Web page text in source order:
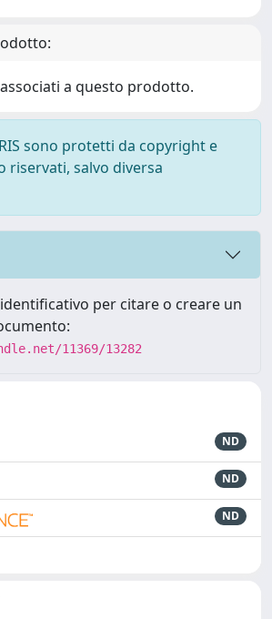
a questo prodotto.
sono protetti da copyright e
salvo diversa
per citare o creare un
11369/13282
ND
ND
ND